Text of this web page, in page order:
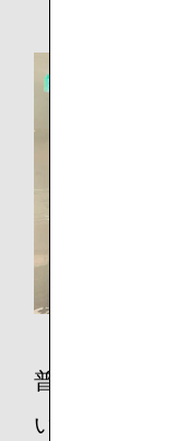
普段の業務の
い。